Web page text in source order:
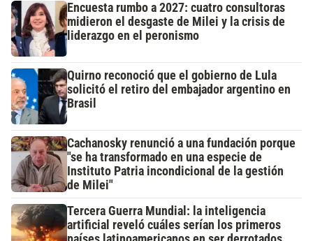
Encuesta rumbo a 2027: cuatro consultoras
midieron el desgaste de Milei y la crisis de
liderazgo en el peronismo
Quirno reconoció que el gobierno de Lula
solicitó el retiro del embajador argentino en
Brasil
Cachanosky renunció a una fundación porque
"se ha transformado en una especie de
Instituto Patria incondicional de la gestión
de Milei"
Tercera Guerra Mundial: la inteligencia
artificial reveló cuáles serían los primeros